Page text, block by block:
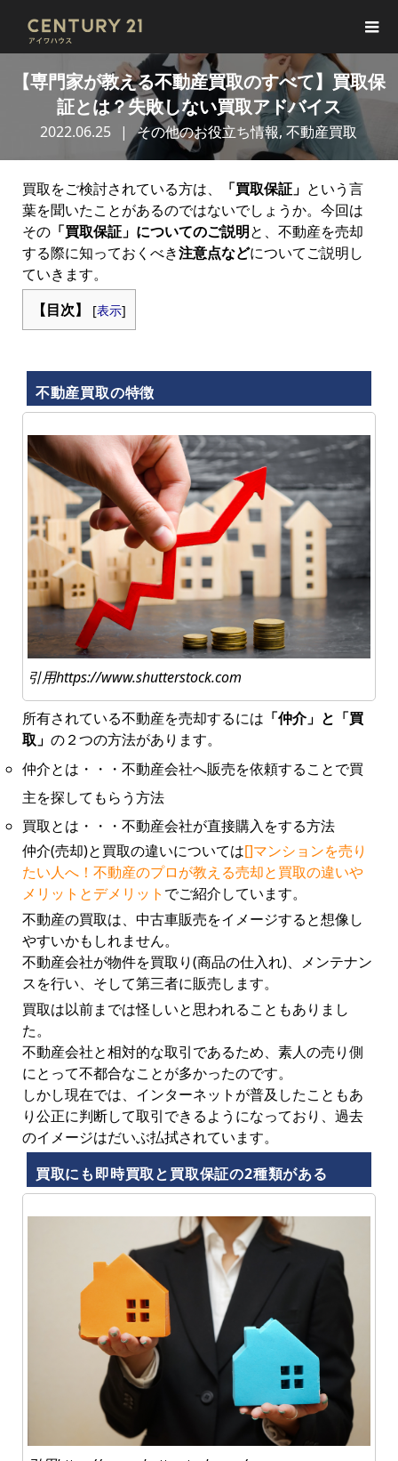
【専門家が教える不動産買取のすべて】買取保
証とは？失敗しない買取アドバイス
2022.06.25 その他のお役立ち情報,不動産買取
買取をご検討されている方は、 「買取保証」 という言
葉を聞いたことがあるのではないでしょうか。今回は
その「買取保証」についてのご説明と、不動産を売却
する際に知っておくべき注意点などについてご説明し
ていきます。
【目次】
[表示]
不動産買取の特徴
引用https://www.shutterstock.com
所有されている不動産を売却するには 「仲介」と「買
取」 の２つの方法があります。
仲介とは・・・不動産会社へ販売を依頼することで買
主を探してもらう方法
買取とは・・・不動産会社が直接購入をする方法
仲介(売却)と買取の違いについては[]マンションを売り
たい人へ！不動産のプロが教える売却と買取の違いや
メリットとデメリット でご紹介しています。
不動産の買取は、中古車販売をイメージすると想像し
やすいかもしれません。
不動産会社が物件を買取り(商品の仕入れ)、メンテナン
スを行い、そして第三者に販売します。
買取は以前までは怪しいと思われることもありまし
た。
不動産会社と相対的な取引であるため、素人の売り側
にとって不都合なことが多かったのです。
しかし現在では、インターネットが普及したこともあ
り公正に判断して取引できるようになっており、過去
のイメージはだいぶ払拭されています。
買取にも即時買取と買取保証の2種類がある